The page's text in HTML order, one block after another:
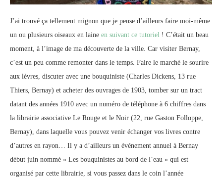
J’ai trouvé ça tellement mignon que je pense d’ailleurs faire moi-même
un ou plusieurs oiseaux en laine en suivant ce tutoriel ! C’était un beau
moment, à l’image de ma découverte de la ville. Car visiter Bernay,
c’est un peu comme remonter dans le temps. Faire le marché le sourire
aux lèvres, discuter avec une bouquiniste (Charles Dickens, 13 rue
Thiers, Bernay) et acheter des ouvrages de 1903, tomber sur un tract
datant des années 1910 avec un numéro de téléphone à 6 chiffres dans
la librairie associative Le Rouge et le Noir (22, rue Gaston Folloppe,
Bernay), dans laquelle vous pouvez venir échanger vos livres contre
d’autres en rayon… Il y a d’ailleurs un événement annuel à Bernay
début juin nommé « Les bouquinistes au bord de l’eau » qui est
organisé par cette librairie, si vous passez dans le coin l’année